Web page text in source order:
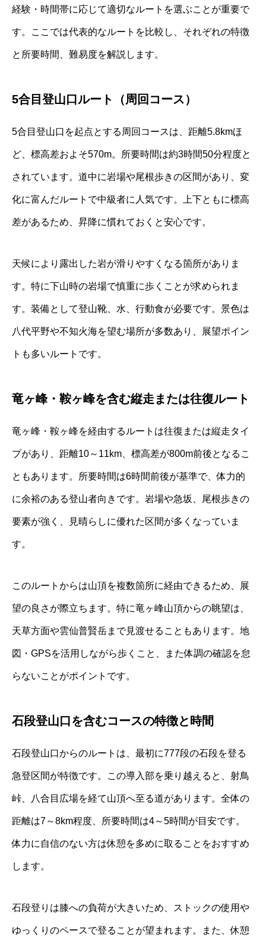
経験・時間帯に応じて適切なルートを選ぶことが重要で
す。ここでは代表的なルートを比較し、それぞれの特徴
と所要時間、難易度を解説します。
5合目登山口ルート（周回コース）
5合目登山口を起点とする周回コースは、距離5.8kmほ
ど、標高差およそ570m。所要時間は約3時間50分程度と
されています。道中に岩場や尾根歩きの区間があり、変
化に富んだルートで中級者に人気です。上下ともに標高
差があるため、昇降に慣れておくと安心です。
天候により露出した岩が滑りやすくなる箇所がありま
す。特に下山時の岩場で慎重に歩くことが求められま
す。装備として登山靴、水、行動食が必要です。景色は
八代平野や不知火海を望む場所が多数あり、展望ポイン
トも多いルートです。
竜ヶ峰・鞍ヶ峰を含む縦走または往復ルート
竜ヶ峰・鞍ヶ峰を経由するルートは往復または縦走タイ
プがあり、距離10～11km、標高差が800m前後となるこ
ともあります。所要時間は6時間前後が基準で、体力的
に余裕のある登山者向きです。岩場や急坂、尾根歩きの
要素が強く、見晴らしに優れた区間が多くなっていま
す。
このルートからは山頂を複数箇所に経由できるため、展
望の良さが際立ちます。特に竜ヶ峰山頂からの眺望は、
天草方面や雲仙普賢岳まで見渡せることもあります。地
図・GPSを活用しながら歩くこと、また体調の確認を怠
らないことがポイントです。
石段登山口を含むコースの特徴と時間
石段登山口からのルートは、最初に777段の石段を登る
急登区間が特徴です。この導入部を乗り越えると、射鳥
峠、八合目広場を経て山頂へ至る道があります。全体の
距離は7～8km程度、所要時間は4～5時間が目安です。
体力に自信のない方は休憩を多めに取ることをおすすめ
します。
石段登りは膝への負荷が大きいため、ストックの使用や
ゆっくりのペースで登ることが望まれます。また、休憩